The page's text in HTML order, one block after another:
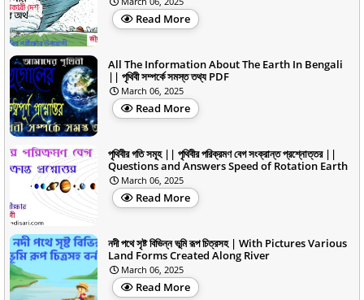
Read More
All The Information About The Earth In Bengali
|| পৃথিবী সম্পর্কে সমস্ত তথ্য PDF
March 06, 2025
Read More
পৃথিবীর গতি সমূহ || পৃথিবীর পরিক্রমণ বেগ সংক্রান্ত প্রশ্নোত্তর ||
Questions and Answers Speed of Rotation Earth
March 06, 2025
Read More
নদী পথে সৃষ্ট বিভিন্ন ভূমি রূপ চিত্রসহ | With Pictures Various
Land Forms Created Along River
March 06, 2025
Read More